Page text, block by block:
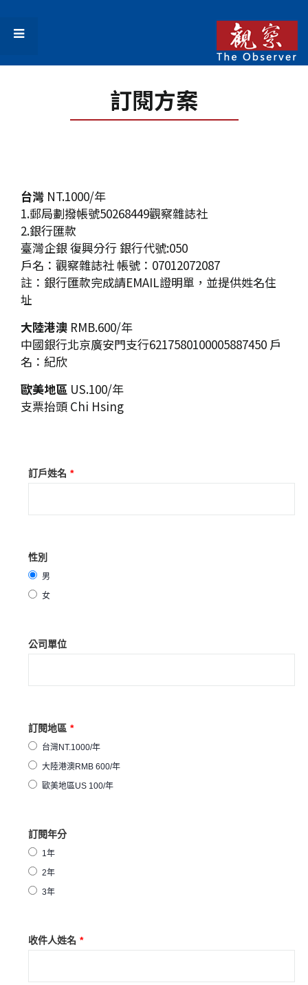
訂閱方案
台灣 NT.1000/年
1.郵局劃撥帳號50268449觀察雜誌社
2.銀行匯款
臺灣企銀 復興分行 銀行代號:050
戶名：觀察雜誌社 帳號：07012072087
註：銀行匯款完成請EMAIL證明單，並提供姓名住
址
大陸港澳 RMB.600/年
中國銀行北京廣安門支行6217580100005887450 戶
名：紀欣
歐美地區 US.100/年
支票抬頭 Chi Hsing
訂戶姓名 *
性別
男
女
公司單位
訂閱地區 *
台灣NT.1000/年
大陸港澳RMB 600/年
歐美地區US 100/年
訂閱年分
1年
2年
3年
收件人姓名 *